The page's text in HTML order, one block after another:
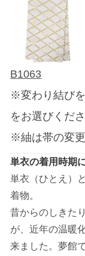
B1063
※変わり結び
をお選びくださ
※紬は帯の変更
単衣の着用時期
単衣（ひとえ）
着物。
昔からのしきた
が、近年の温暖
来ました。夢館